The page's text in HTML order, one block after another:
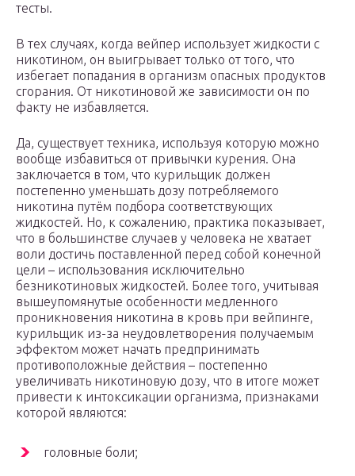
тесты.
В тех случаях, когда вейпер использует жидкости с
никотином, он выигрывает только от того, что
избегает попадания в организм опасных продуктов
сгорания. От никотиновой же зависимости он по
факту не избавляется.
Да, существует техника, используя которую можно
вообще избавиться от привычки курения. Она
заключается в том, что курильщик должен
постепенно уменьшать дозу потребляемого
никотина путём подбора соответствующих
жидкостей. Но, к сожалению, практика показывает,
что в большинстве случаев у человека не хватает
воли достичь поставленной перед собой конечной
цели – использования исключительно
безникотиновых жидкостей. Более того, учитывая
вышеупомянутые особенности медленного
проникновения никотина в кровь при вейпинге,
курильщик из-за неудовлетворения получаемым
эффектом может начать предпринимать
противоположные действия – постепенно
увеличивать никотиновую дозу, что в итоге может
привести к интоксикации организма, признаками
которой являются:
головные боли;